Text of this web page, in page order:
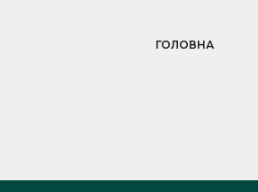
ГОЛОВНА